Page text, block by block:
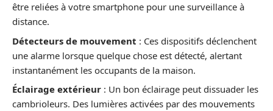
être reliées à votre smartphone pour une surveillance à
distance.
Détecteurs de mouvement : Ces dispositifs déclenchent
une alarme lorsque quelque chose est détecté, alertant
instantanément les occupants de la maison.
Éclairage extérieur : Un bon éclairage peut dissuader les
cambrioleurs. Des lumières activées par des mouvements